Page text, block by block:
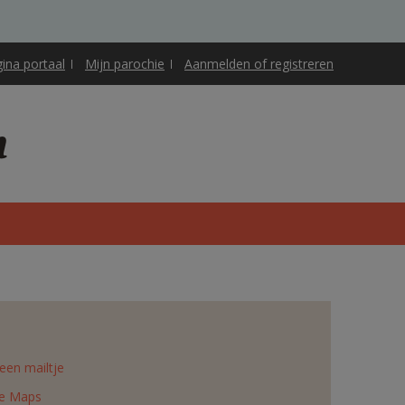
portaal Mijn parochie Aanmelden of registreren
mailtje
Maps